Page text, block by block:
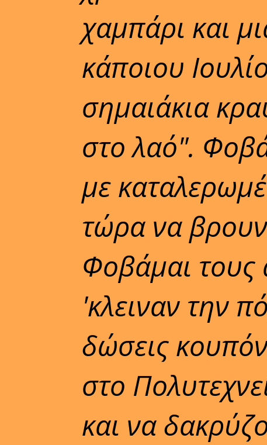
χαμπάρι και
κάποιου
σημαιάκια
στο λαό".
με
τώρα να
Φοβάμαι
'κλειναν την
δώσεις
στο
και να